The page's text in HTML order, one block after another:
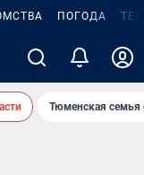
ПОГОДА
Тюменская семья